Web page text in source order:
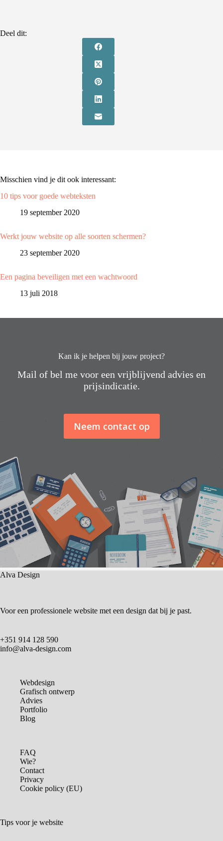
Deel dit:
Misschien vind je dit ook interessant:
10 tips voor goede webteksten
19 september 2020
Werkt jouw website op alle soorten schermen?
23 september 2020
Een pagina beveiligen met een wachtwoord
13 juli 2018
Kan ik je helpen bij jouw project?
Mail of bel me voor een vrijblijvend advies en
prijsindicatie.
Neem contact op
Alva Design
Voor een professionele website met een design dat bij je past.
+351 914 128 590
info@alva-design.com
Webdesign
Grafisch ontwerp
Advies
Portfolio
Blog
FAQ
Wie?
Contact
Privacy
Cookie policy (EU)
Tips voor je website